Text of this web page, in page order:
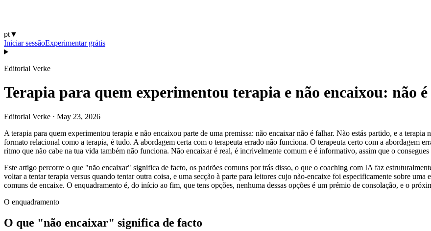
pt▼
Iniciar sessãoExperimentar grátis
Editorial Verke
Terapia para quem experimentou terapia e não encaixou: não
Editorial Verke · May 23, 2026
A terapia para quem experimentou terapia e não encaixou parte de uma premissa: não encaixar não é falhar. Não estás partido, e a
formato relacional como a terapia, é tudo. A abordagem certa com o terapeuta errado não funciona. O terapeuta certo com a abordagem
ritmo que não cabe na tua vida também não funciona. Não encaixar é real, é incrivelmente comum e é informativo, assim que o
Este artigo percorre o que "não encaixar" significa de facto, os padrões comuns por trás disso, o que o coaching com IA faz
voltar a tentar terapia versus quando tentar outra coisa, e uma secção à parte para leitores cujo não-encaixe foi especificamente sobre
comuns de encaixe. O enquadramento é, do início ao fim, que tens opções, nenhuma dessas opções é um prémio de consolação, e o
O enquadramento
O que "não encaixar" significa de facto